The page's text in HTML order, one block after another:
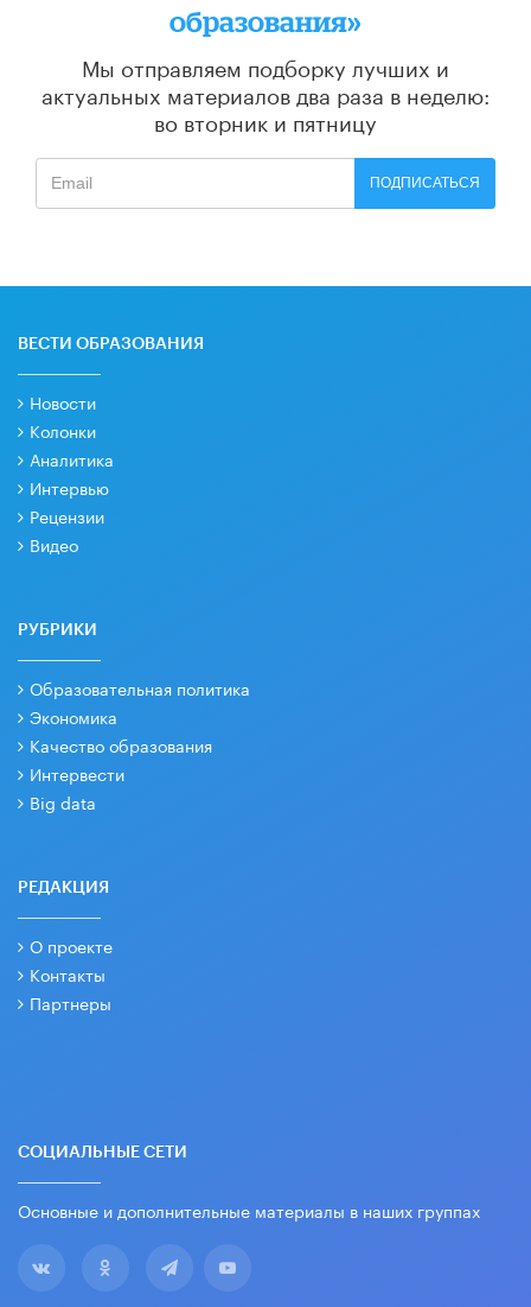
образования»
Мы отправляем подборку лучших и
актуальных материалов два раза в неделю:
во вторник и пятницу
ПОДПИСАТЬСЯ
ВЕСТИ ОБРАЗОВАНИЯ
Новости
Колонки
Аналитика
Интервью
Рецензии
Видео
РУБРИКИ
Образовательная политика
Экономика
Качество образования
Интервести
Big data
РЕДАКЦИЯ
О проекте
Контакты
Партнеры
СОЦИАЛЬНЫЕ СЕТИ
Основные и дополнительные материалы в наших группах